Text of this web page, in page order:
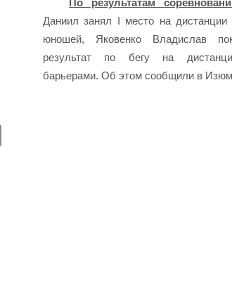
По результатам
Даниил занял І место на
юношей, Яковенко Владислав
результат по бегу на
барьерами. Об этом сообщили в